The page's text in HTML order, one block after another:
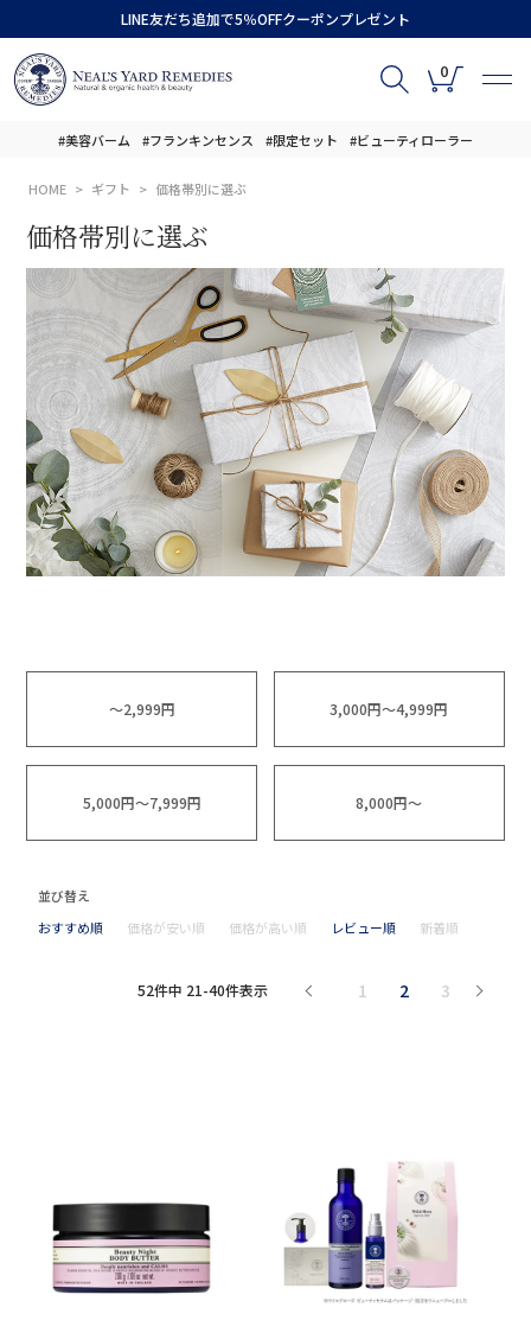
LINE友だち追加で5％OFFクーポンプレゼント
0
#美容バーム #フランキンセンス #限定セット #ビューティローラー
HOME ギフト 価格帯別に選ぶ
価格帯別に選ぶ
～2,999円 3,000円～4,999円
5,000円～7,999円 8,000円～
並び替え
おすすめ順
価格が安い順 価格が高い順 レビュー順 新着順
52件中 21-40件表示 1 2 3